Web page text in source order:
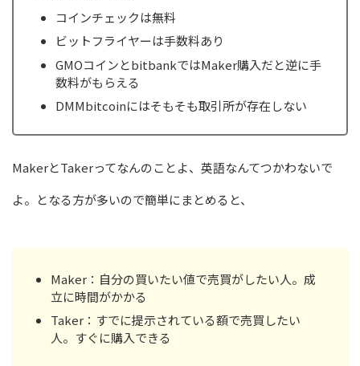
コインチェックは無料
ビットフライヤーは手数料あり
GMOコインとbitbankではMaker購入だと逆に手
数料がもらえる
DMMbitcoinにはそもそも取引所が存在しない
MakerとTakerってなんのことよ、英語なんてつかわないで
よ。となる方が多いので簡単にまとめると、
Maker：自分の買いたい値で売買がしたい人。成
立に時間がかかる
Taker：すでに提示されている額で売買したい
人。すぐに購入できる